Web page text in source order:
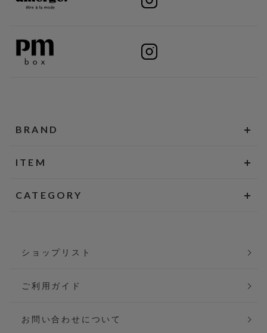
BRAND
ITEM
CATEGORY
ショップリスト
ご利用ガイド
お問い合わせについて